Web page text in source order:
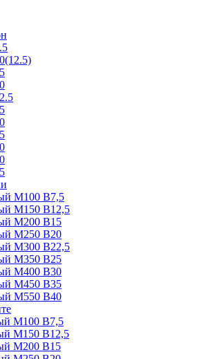
М100 В7,5
М150 В12,5
М200 В15
М250 В20
М300 В22,5
М350 В25
М400 В30
М450 В35
М550 В40
М100 В7,5
М150 В12,5
М200 В15